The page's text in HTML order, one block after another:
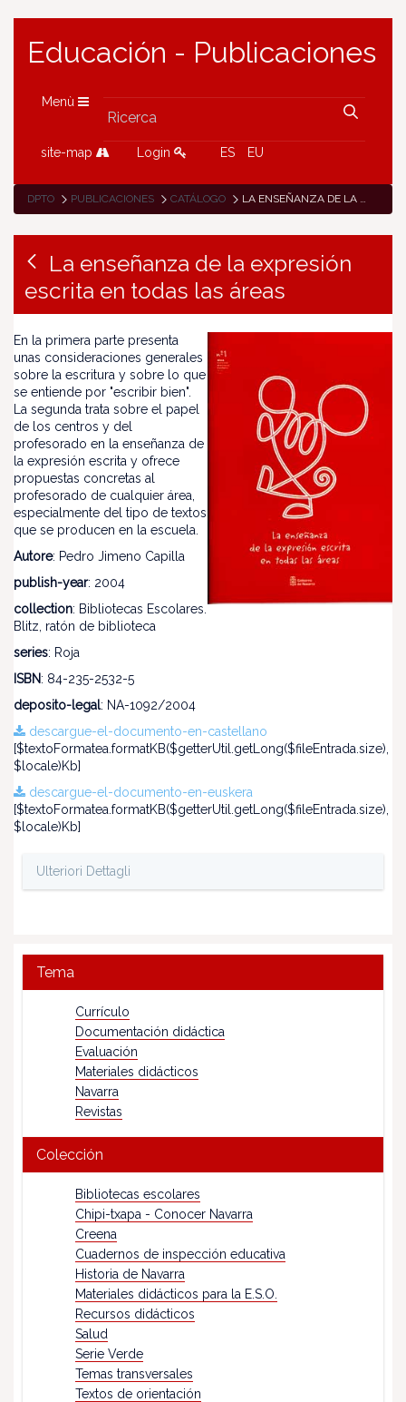
Educación - Publicaciones
Menù
site-map Login ES EU
DPTO PUBLICACIONES CATÁLOGO LA ENSEÑANZA DE LA EXPRESIÓN ESCRITA EN TODAS LAS ÁREAS
La enseñanza de la expresión
escrita en todas las áreas
En la primera parte presenta
unas consideraciones generales
sobre la escritura y sobre lo que
se entiende por "escribir bien".
La segunda trata sobre el papel
de los centros y del
profesorado en la enseñanza de
la expresión escrita y ofrece
propuestas concretas al
profesorado de cualquier área,
especialmente del tipo de textos
que se producen en la escuela.
Autore: Pedro Jimeno Capilla
publish-year: 2004
collection: Bibliotecas Escolares.
Blitz, ratón de biblioteca
series: Roja
ISBN: 84-235-2532-5
deposito-legal: NA-1092/2004
descargue-el-documento-en-castellano
[$textoFormatea.formatKB($getterUtil.getLong($fileEntrada.size),
$locale)Kb]
descargue-el-documento-en-euskera
[$textoFormatea.formatKB($getterUtil.getLong($fileEntrada.size),
$locale)Kb]
Ulteriori Dettagli
Tema
Currículo
Documentación didáctica
Evaluación
Materiales didácticos
Navarra
Revistas
Colección
Bibliotecas escolares
Chipi-txapa - Conocer Navarra
Creena
Cuadernos de inspección educativa
Historia de Navarra
Materiales didácticos para la E.S.O.
Recursos didácticos
Salud
Serie Verde
Temas transversales
Textos de orientación